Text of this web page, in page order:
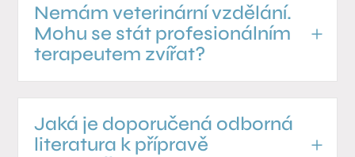
Nemám veterinární vzdělání.
Mohu se stát profesionálním
terapeutem zvířat?
Jaká je doporučená odborná
literatura k přípravě